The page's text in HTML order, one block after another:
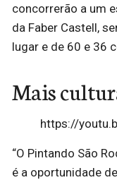
concorrerão a um
da Faber Castell,
lugar e de 60 e 36
Mais
https://
“O Pintando São
é a oportunidade